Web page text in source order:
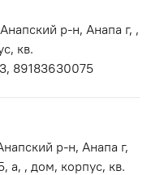
р-н, Анапа г, ,
кв.
89183630075
р-н, Анапа г,
а, , дом, корпус, кв.